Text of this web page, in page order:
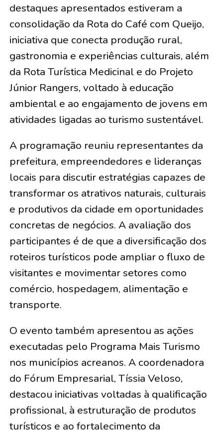
destaques apresentados estiveram a
consolidação da Rota do Café com Queijo,
iniciativa que conecta produção rural,
gastronomia e experiências culturais, além
da Rota Turística Medicinal e do Projeto
Júnior Rangers, voltado à educação
ambiental e ao engajamento de jovens em
atividades ligadas ao turismo sustentável.
A programação reuniu representantes da
prefeitura, empreendedores e lideranças
locais para discutir estratégias capazes de
transformar os atrativos naturais, culturais
e produtivos da cidade em oportunidades
concretas de negócios. A avaliação dos
participantes é de que a diversificação dos
roteiros turísticos pode ampliar o fluxo de
visitantes e movimentar setores como
comércio, hospedagem, alimentação e
transporte.
O evento também apresentou as ações
executadas pelo Programa Mais Turismo
nos municípios acreanos. A coordenadora
do Fórum Empresarial, Tíssia Veloso,
destacou iniciativas voltadas à qualificação
profissional, à estruturação de produtos
turísticos e ao fortalecimento da